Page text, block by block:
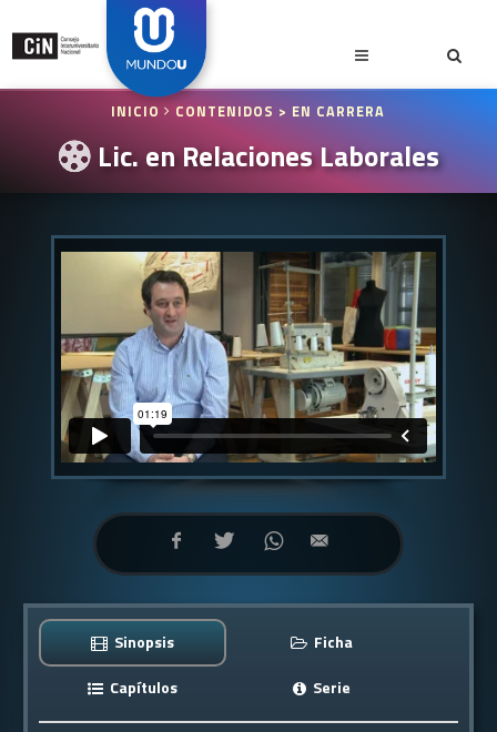
INICIO CONTENIDOS > EN CARRERA
Lic. en Relaciones Laborales
Sinopsis
Ficha
Capítulos
Serie